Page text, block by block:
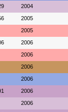
2004
2005
2005
2006
2006
2006
2006
2006
2006